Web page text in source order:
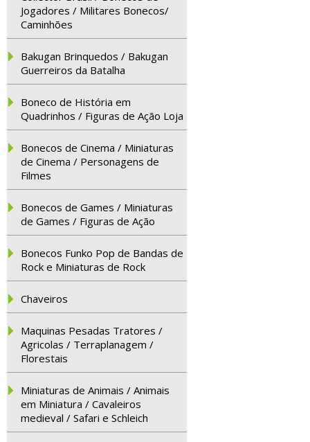
Jogadores / Militares Bonecos/
Caminhões
Bakugan Brinquedos / Bakugan
Guerreiros da Batalha
Boneco de História em
Quadrinhos / Figuras de Ação Loja
Bonecos de Cinema / Miniaturas
de Cinema / Personagens de
Filmes
Bonecos de Games / Miniaturas
de Games / Figuras de Ação
Bonecos Funko Pop de Bandas de
Rock e Miniaturas de Rock
Chaveiros
Maquinas Pesadas Tratores /
Agricolas / Terraplanagem /
Florestais
Miniaturas de Animais / Animais
em Miniatura / Cavaleiros
medieval / Safari e Schleich